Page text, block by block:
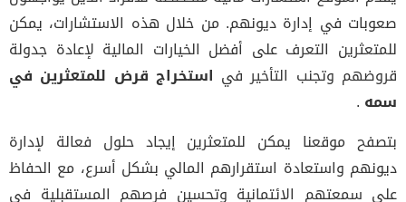
صعوبات في إدارة ديونهم. من خلال هذه الاستشارات، يمكن
للمتعثرين التعرف على أفضل الخيارات المالية لإعادة جدولة
قروضهم وتجنب التأخير في استخراج قرض للمتعثرين في
سمه .
بتصفح موقعنا يمكن للمتعثرين إيجاد حلول فعالة لإدارة
ديونهم واستعادة استقرارهم المالي بشكل أسرع، مع الحفاظ
على سمعتهم الائتمانية وتحسين فرصهم المستقبلية في